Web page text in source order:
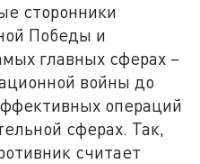
сторонники
Победы и
главных сферах –
войны до
операций
сферах. Так,
считает